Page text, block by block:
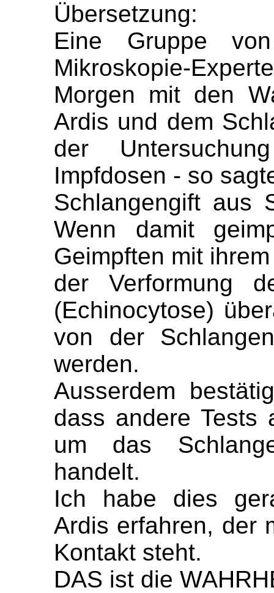
Übersetzung:
Eine Gruppe
Mikroskopie-
Morgen mit den
Ardis und dem
der
Impfdosen - so
Schlangengift aus
Wenn damit
Geimpften mit
der Verformung
(Echinocytose)
von der
werden.
Ausserdem
dass andere Tests
um das
handelt.
Ich habe dies
Ardis erfahren, der
Kontakt steht.
DAS ist die